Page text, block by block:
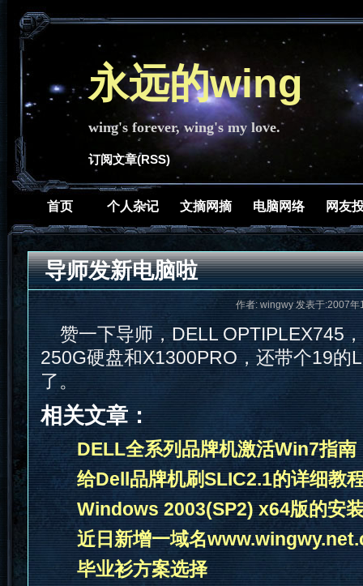
永远的wing
wing's forever, wing's my love.
订阅文章(RSS)
首页 个人杂记 文摘网摘 电脑网络 网友
导师发新电脑啦
作者: wingwy 发表于:2007
赞一下导师，DELL OPTIPLEX745
250G硬盘和X1300PRO，还带个19的
了。
相关文章：
DELL全系列品牌机激活Win7指南
给Dell品牌机刷SLIC2.1的详细教
Windows 2003(SP2) x64版的安
近日新增一域名
毕业衫方案选择